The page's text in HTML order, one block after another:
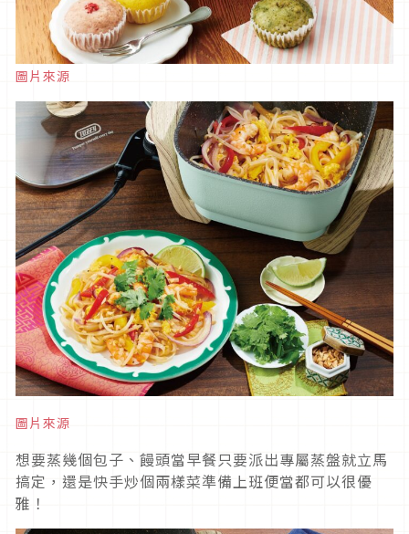
圖片來源
圖片來源
想要蒸幾個包子、饅頭當早餐只要派出專屬蒸盤就立馬
搞定，還是快手炒個兩樣菜準備上班便當都可以很優
雅！